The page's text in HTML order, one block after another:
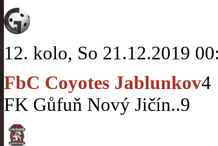
12. kolo, So 21.12.2019
FbC Coyotes Jablunkov4
FK Gůfuň Nový Jičín..9